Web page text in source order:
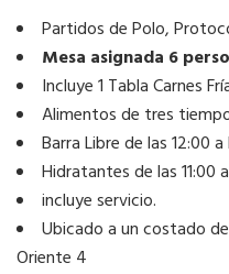
Partidos de Polo,
Mesa asignada 6
Incluye 1 Tabla Carnes
Alimentos de tres
Barra Libre de las 12:00
Hidratantes de las 11:00
incluye servicio.
Ubicado a un costado
Oriente 4